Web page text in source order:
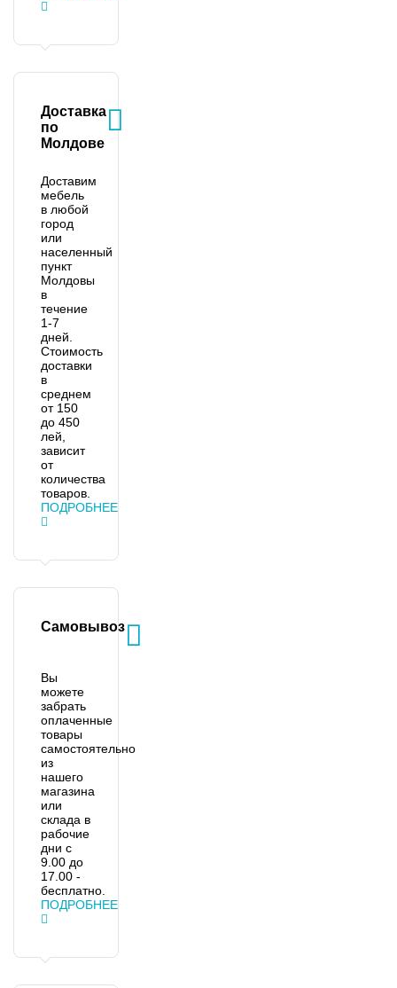
Доставка
по
Молдове
Доставим
мебель
в любой
город
или
населенный
пункт
Молдовы
в
течение
1-7
дней.
Стоимость
доставки
в
среднем
от 150
до 450
лей,
зависит
от
количества
товаров.
ПОДРОБНЕЕ
Самовывоз
Вы
можете
забрать
оплаченные
товары
самостоятельно
из
нашего
магазина
или
склада в
рабочие
дни с
9.00 до
17.00 -
бесплатно.
ПОДРОБНЕЕ